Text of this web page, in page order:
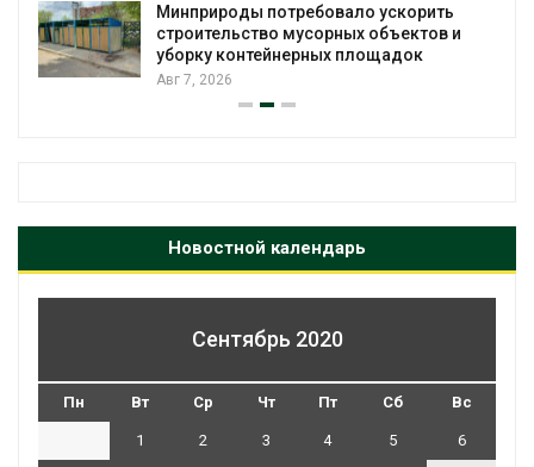
Минприроды потребовало ускорить
строительство мусорных объектов и
уборку контейнерных площадок
Авг 7, 2026
Новостной календарь
Сентябрь 2020
Пн Вт Ср Чт Пт Сб Вс
1 2 3 4 5 6